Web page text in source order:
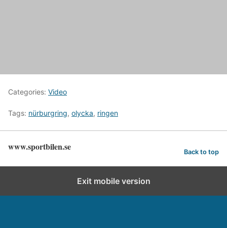
Categories: Video
Tags: nürburgring, olycka, ringen
www.sportbilen.se Back to top
Exit mobile version